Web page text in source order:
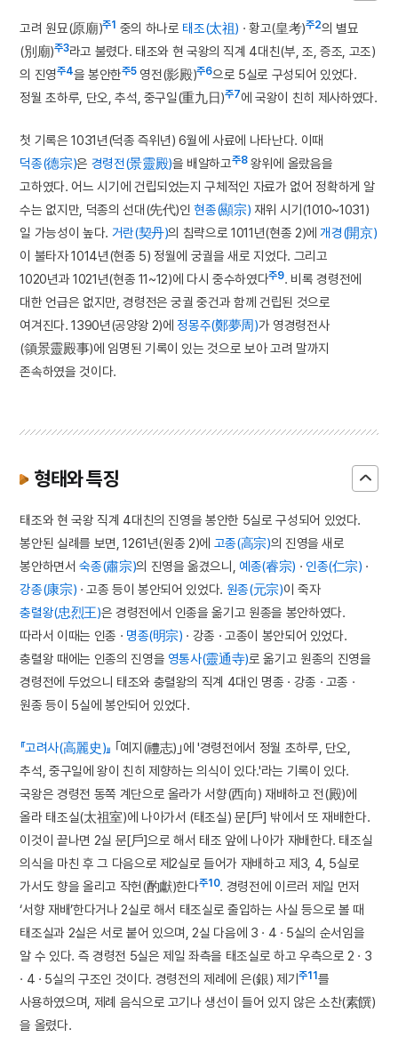
고려 원묘(原廟)주1 중의 하나로 태조(太祖) · 황고(皇考)주2의 별묘
(別廟)주3라고 불렸다. 태조와 현 국왕의 직계 4대친(부, 조, 증조, 고조)
의 진영주4을 봉안한주5영전(影殿)주6으로 5실로 구성되어 있었다.
정월 초하루, 단오, 추석, 중구일(重九日)주7에 국왕이 친히 제사하였다.
첫 기록은 1031년(덕종 즉위년) 6월에 사료에 나타난다. 이때
덕종(德宗)은 경령전(景靈殿)을 배알하고주8왕위에 올랐음을
고하였다. 어느 시기에 건립되었는지 구체적인 자료가 없어 정확하게 알
수는 없지만, 덕종의 선대(先代)인현종(顯宗) 재위 시기(1010~1031)
일 가능성이 높다. 거란(契丹)의 침략으로 1011년(현종 2)에개경(開京)
이 불타자 1014년(현종 5) 정월에 궁궐을 새로 지었다. 그리고
1020년과 1021년(현종 11~12)에 다시 중수하였다주9. 비록 경령전에
대한 언급은 없지만, 경령전은 궁궐 중건과 함께 건립된 것으로
여겨진다. 1390년(공양왕 2)에 정몽주(鄭夢周)가 영경령전사
(領景靈殿事)에 임명된 기록이 있는 것으로 보아 고려 말까지
존속하였을 것이다.
형태와 특징
태조와 현 국왕 직계 4대친의 진영을 봉안한 5실로 구성되어 있었다.
봉안된 실례를 보면, 1261년(원종 2)에 고종(高宗)의 진영을 새로
봉안하면서숙종(肅宗)의 진영을 옮겼으니, 예종(睿宗) · 인종(仁宗) ·
강종(康宗) · 고종 등이 봉안되어 있었다. 원종(元宗)이 죽자
충렬왕(忠烈王)은 경령전에서 인종을 옮기고 원종을 봉안하였다.
따라서 이때는 인종 · 명종(明宗) · 강종 · 고종이 봉안되어 있었다.
충렬왕 때에는 인종의 진영을 영통사(靈通寺)로 옮기고 원종의 진영을
경령전에 두었으니 태조와 충렬왕의 직계 4대인 명종 · 강종 · 고종 ·
원종 등이 5실에 봉안되어 있었다.
『고려사(高麗史)』 ｢예지(禮志)｣에 '경령전에서 정월 초하루, 단오,
추석, 중구일에 왕이 친히 제향하는 의식이 있다.'라는 기록이 있다.
국왕은 경령전 동쪽 계단으로 올라가 서향(西向) 재배하고 전(殿)에
올라 태조실(太祖室)에 나아가서 (태조실) 문[戶] 밖에서 또 재배한다.
이것이 끝나면 2실 문[戶]으로 해서 태조 앞에 나아가 재배한다. 태조실
의식을 마친 후 그 다음으로 제2실로 들어가 재배하고 제3, 4, 5실로
가서도 향을 올리고 작헌(酌獻)한다주10. 경령전에 이르러 제일 먼저
‘서향 재배’한다거나 2실로 해서 태조실로 출입하는 사실 등으로 볼 때
태조실과 2실은 서로 붙어 있으며, 2실 다음에 3 · 4 · 5실의 순서임을
알 수 있다. 즉 경령전 5실은 제일 좌측을 태조실로 하고 우측으로 2 · 3
· 4 · 5실의 구조인 것이다. 경령전의 제례에 은(銀) 제기주11를
사용하였으며, 제례 음식으로 고기나 생선이 들어 있지 않은 소찬(素饌)
을 올렸다.